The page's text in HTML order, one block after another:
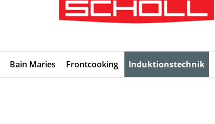
Bain Maries Frontcooking Induktionstechnik